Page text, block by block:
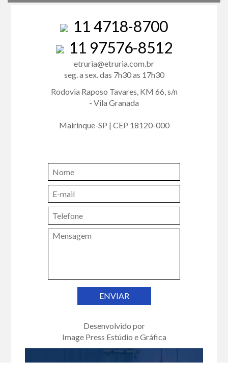
11 4718-8700
11 97576-8512
etruria@etruria.com.br
seg. a sex. das 7h30 as 17h30
Rodovia Raposo Tavares, KM 66, s/n
- Vila Granada
Mairinque-SP | CEP 18120-000
ENVIAR
Desenvolvido por
Image Press Estúdio e Gráfica